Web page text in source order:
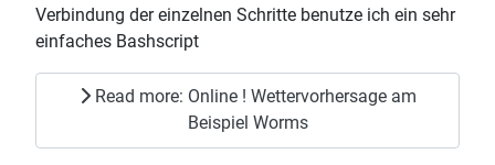
Verbindung der einzelnen Schritte benutze ich ein sehr
einfaches Bashscript
Read more: Online ! Wettervorhersage am
Beispiel Worms